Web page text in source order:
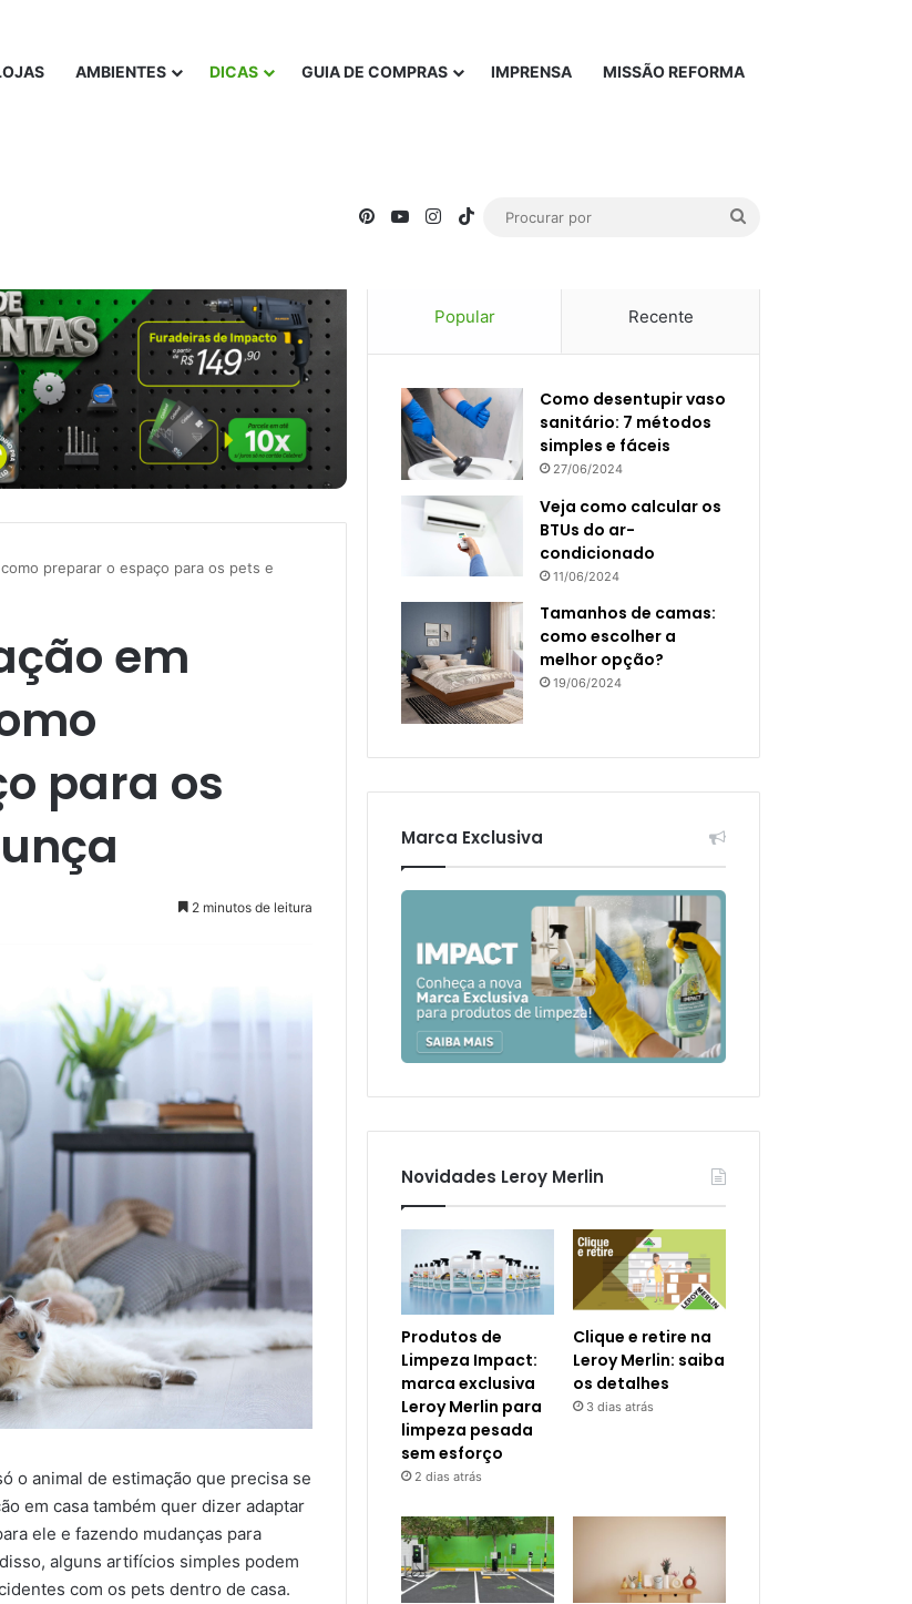
AMBIENTES DICAS GUIA DE COMPRAS IMPRENSA MISSÃO REFORMA
PinterestYouTubeInstagram
TikTok
preparar o espaço para os pets e
em
para os
2 minutos de leitura
o animal de estimação que precisa se
em casa também quer dizer adaptar
ele e fazendo mudanças para
alguns artifícios simples podem
com os pets dentro de casa.
Popular Recente
Como desentupir vaso
sanitário: 7 métodos
simples e fáceis
27/06/2024
Veja como calcular os
BTUs do ar-
condicionado
11/06/2024
Tamanhos de camas:
como escolher a
melhor opção?
19/06/2024
Marca Exclusiva
Novidades Leroy Merlin
Produtos de
Limpeza Impact:
marca exclusiva
Leroy Merlin para
limpeza pesada
sem esforço
2 dias atrás
Clique e retire na
Leroy Merlin: saiba
os detalhes
3 dias atrás